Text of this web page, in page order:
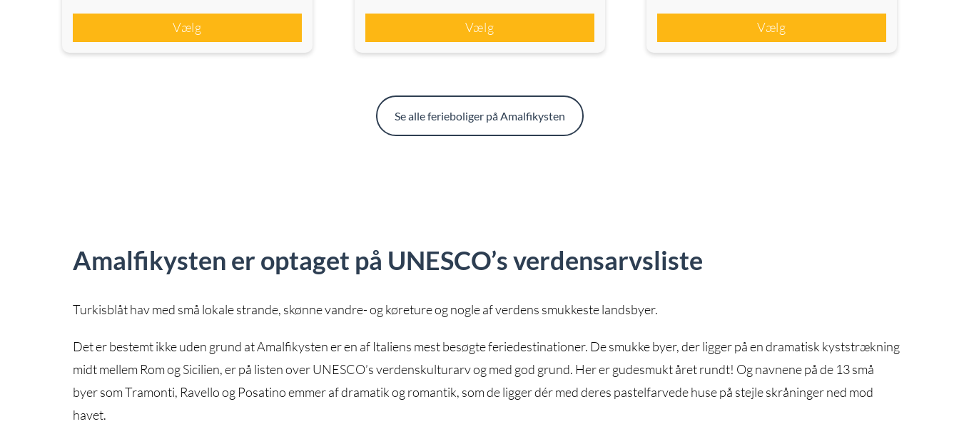
Vælg Vælg Vælg
Se alle ferieboliger på Amalfikysten
Amalfikysten er optaget på UNESCO’s verdensarvsliste
Turkisblåt hav med små lokale strande, skønne vandre- og køreture og nogle af verdens smukkeste landsbyer.
Det er bestemt ikke uden grund at Amalfikysten er en af Italiens mest besøgte feriedestinationer. De smukke byer, der ligger på en dramatisk kyststrækning
midt mellem Rom og Sicilien, er på listen over UNESCO’s verdenskulturarv og med god grund. Her er gudesmukt året rundt! Og navnene på de 13 små
byer som Tramonti, Ravello og Posatino emmer af dramatik og romantik, som de ligger dér med deres pastelfarvede huse på stejle skråninger ned mod
havet.